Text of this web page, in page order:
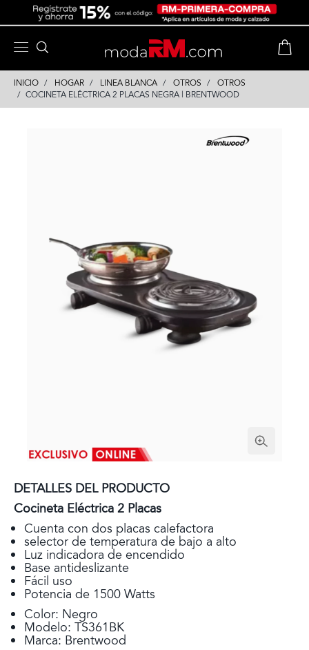
INICIO HOGAR LINEA BLANCA OTROS
OTROS
COCINETA ELÉCTRICA 2 PLACAS NEGRA | BRENTWOOD
DETALLES DEL PRODUCTO
Cocineta Eléctrica 2 Placas
Cuenta con dos placas calefactora
selector de temperatura de bajo a alto
Luz indicadora de encendido
Base antideslizante
Fácil uso
Potencia de 1500 Watts
Color: Negro
Modelo: TS361BK
Marca: Brentwood